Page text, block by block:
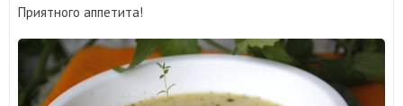
Приятного аппетита!